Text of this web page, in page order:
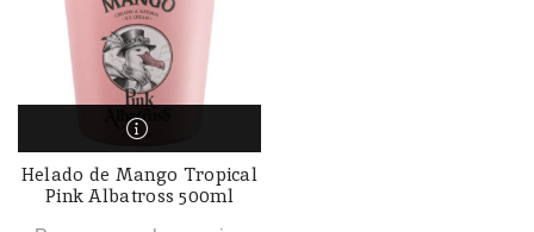
Helado de Mango Tropical
Pink Albatross 500ml